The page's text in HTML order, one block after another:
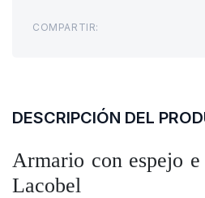
COMPARTIR:
DESCRIPCIÓN DEL
Armario con espejo
Lacobel